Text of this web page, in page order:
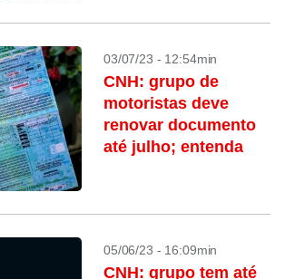
03/07/23 - 12:54min
CNH: grupo de
motoristas deve
renovar documento
até julho; entenda
05/06/23 - 16:09min
CNH: grupo tem até